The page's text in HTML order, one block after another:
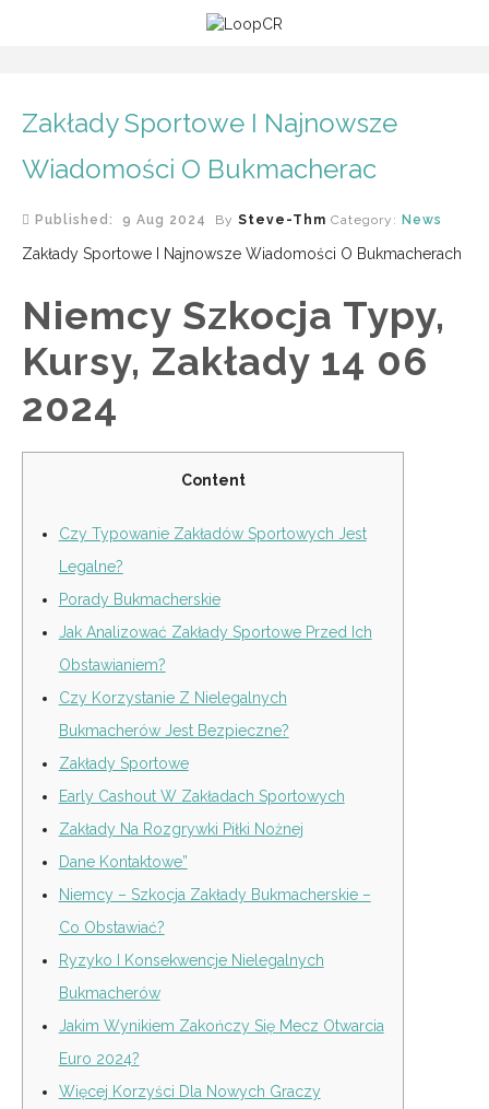
Zakłady Sportowe I Najnowsze
Wiadomości O Bukmacherac
Published: 9 Aug 2024 By Steve-Thm Category: News
Zakłady Sportowe I Najnowsze Wiadomości O Bukmacherach
Niemcy Szkocja Typy,
Kursy, Zakłady 14 06
2024
Content
Czy Typowanie Zakładów Sportowych Jest
Legalne?
Porady Bukmacherskie
Jak Analizować Zakłady Sportowe Przed Ich
Obstawianiem?
Czy Korzystanie Z Nielegalnych
Bukmacherów Jest Bezpieczne?
Zakłady Sportowe
Early Cashout W Zakładach Sportowych
Zakłady Na Rozgrywki Piłki Nożnej
Dane Kontaktowe”
Niemcy – Szkocja Zakłady Bukmacherskie –
Co Obstawiać?
Ryzyko I Konsekwencje Nielegalnych
Bukmacherów
Jakim Wynikiem Zakończy Się Mecz Otwarcia
Euro 2024?
Więcej Korzyści Dla Nowych Graczy